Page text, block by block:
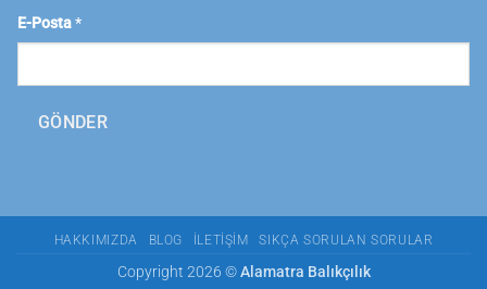
E-Posta*
GÖNDER
HAKKIMIZDA BLOG İLETIŞIM SIKÇA SORULAN SORULAR
Copyright 2026 ©Alamatra Balıkçılık